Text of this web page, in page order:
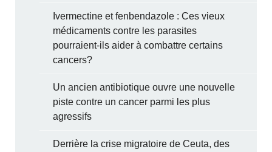
Ivermectine et fenbendazole : Ces vieux
médicaments contre les parasites
pourraient-ils aider à combattre certains
cancers?
Un ancien antibiotique ouvre une nouvelle
piste contre un cancer parmi les plus
agressifs
Derrière la crise migratoire de Ceuta, des